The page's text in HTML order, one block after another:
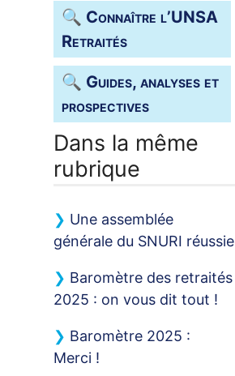
🔍 Connaître l’UNSA
Retraités
🔍 Guides, analyses et
prospectives
Dans la même
rubrique
Une assemblée
générale du SNURI réussie
Baromètre des retraités
2025 : on vous dit tout !
Baromètre 2025 :
Merci !